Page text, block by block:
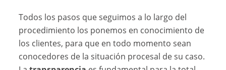
Todos los pasos que seguimos a lo largo del
procedimiento los ponemos en conocimiento de
los clientes, para que en todo momento sean
conocedores de la situación procesal de su caso.